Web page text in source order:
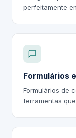
perfeitamente
Formulários
Formulários de
ferramentas